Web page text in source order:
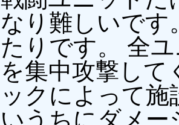
なり難しいです
たりです。 全
を集中攻撃して
ックによって
いうちにダメー